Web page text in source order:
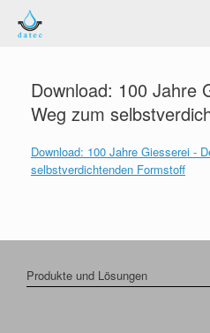
Inhalt
springen
Download: 100 Jahre
Weg zum
Download: 100 Jahre Giesserei -
selbstverdichtenden Formstoff
Produkte und Lösungen